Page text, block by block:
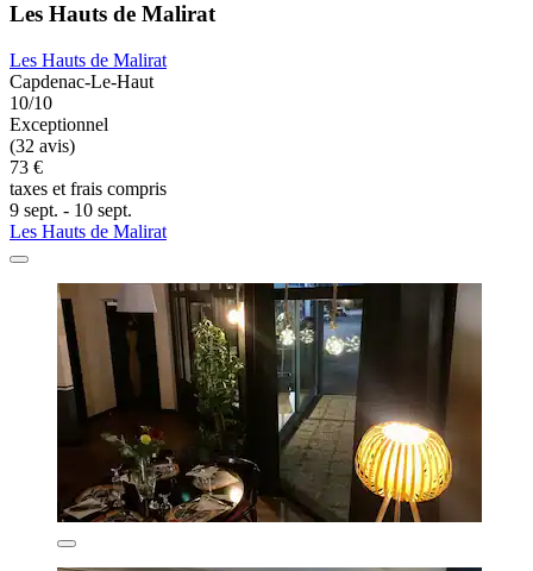
Les Hauts de Malirat
Les Hauts de Malirat
Capdenac-Le-Haut
10/10
Exceptionnel
(32 avis)
73 €
taxes et frais compris
9 sept. - 10 sept.
Les Hauts de Malirat